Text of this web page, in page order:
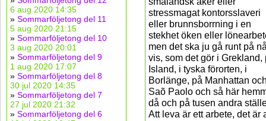
stressmagat kontorsslaveri
eller brunnsborrning i en
stekhet öken eller
men det ska ju gå runt på
vis, som det gör i Grekland,
Island, i tyska förorten, i
Borlänge, på Manhattan
Saõ Paolo och så här
då och på tusen andra
Att leva är ett arbete, det är
6 aug 2020 14:35
» Sommarföljetong del 11
5 aug 2020 21:15
» Sommarföljetong del 10
3 aug 2020 20:01
» Sommarföljetong del 9
1 aug 2020 17:07
» Sommarföljetong del 8
30 jul 2020 14:35
» Sommarföljetong del 7
27 jul 2020 21:32
» Sommarföljetong del 6